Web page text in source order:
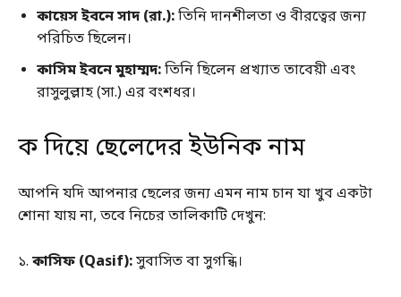
কায়েস ইবনে সাদ (রা.):তিনি দানশীলতা ও বীরত্বের জন্য
পরিচিত ছিলেন।
কাসিম ইবনে মুহাম্মদ:তিনি ছিলেন প্রখ্যাত তাবেয়ী এবং
রাসুলুল্লাহ (সা.) এর বংশধর।
ক দিয়ে ছেলেদের ইউনিক নাম
আপনি যদি আপনার ছেলের জন্য এমন নাম চান যা খুব একটা
শোনা যায় না, তবে নিচের তালিকাটি দেখুন:
১. কাসিফ (Qasif):সুবাসিত বা সুগন্ধি।